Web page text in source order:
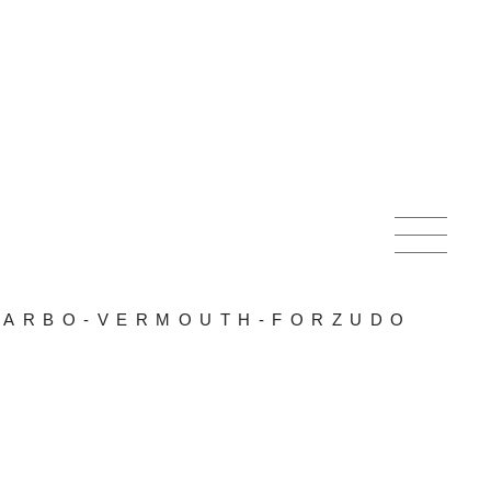
VERMOUTH-FORZUDO